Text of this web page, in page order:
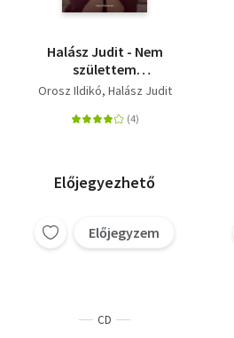
Halász Judit - Nem
születtem
varázslónak
Orosz Ildikó Halász Judit
Előjegyezhető
Előjegyzem
CD